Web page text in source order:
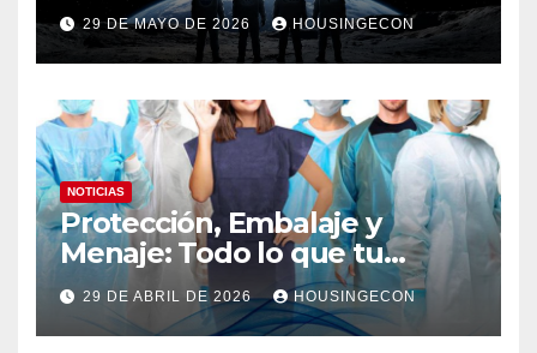
29 DE MAYO DE 2026 HOUSINGECON
NOTICIAS
Protección, Embalaje y
Menaje: Todo lo que tu
negocio necesita en un solo
lugar
29 DE ABRIL DE 2026 HOUSINGECON